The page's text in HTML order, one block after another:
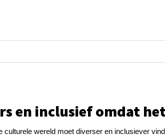
en inclusief omdat
culturele wereld moet diverser en inclusiever